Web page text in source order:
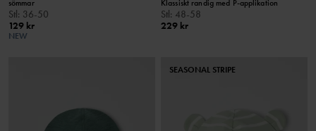
sömmar
Stl: 36-50
129 kr
NEW
Klassiskt randig med P-applikation
Stl: 48-58
229 kr
SEASONAL STRIPE